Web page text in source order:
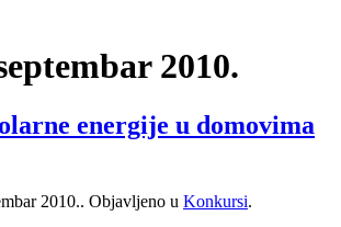
2010.
energije u domovima
2010.. Objavljeno u Konkursi.